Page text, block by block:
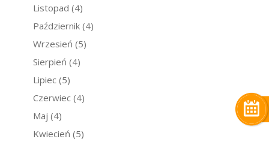
Listopad (4)
Październik (4)
Wrzesień (5)
Sierpień (4)
Lipiec (5)
Czerwiec (4)
Maj (4)
Kwiecień (5)